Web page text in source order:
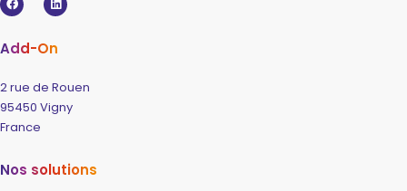
Add-On
2 rue de Rouen
95450 Vigny
France
Nos solutions